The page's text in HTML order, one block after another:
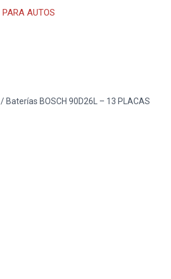
/ Baterías BOSCH 90D26L – 13 PLACAS